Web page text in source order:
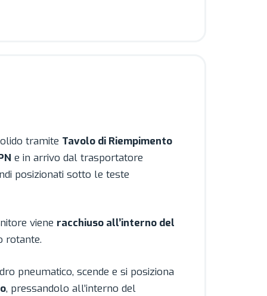
tramite Tavolo di Riempimento
e in arrivo dal trasportatore
posizionati sotto le teste
viene racchiuso all’interno del
rotante.
pneumatico, scende e si posiziona
, pressandolo all’interno del